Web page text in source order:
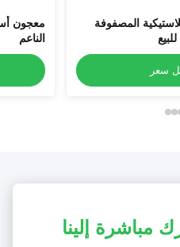
المصفوفة
سعر
معجون
الناعم
مباشرة إلينا